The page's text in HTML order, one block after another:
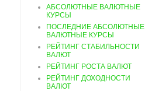
АБСОЛЮТНЫЕ ВАЛЮТНЫЕ
КУРСЫ
ПОСЛЕДНИЕ АБСОЛЮТНЫЕ
ВАЛЮТНЫЕ КУРСЫ
РЕЙТИНГ СТАБИЛЬНОСТИ
ВАЛЮТ
РЕЙТИНГ РОСТА ВАЛЮТ
РЕЙТИНГ ДОХОДНОСТИ
ВАЛЮТ